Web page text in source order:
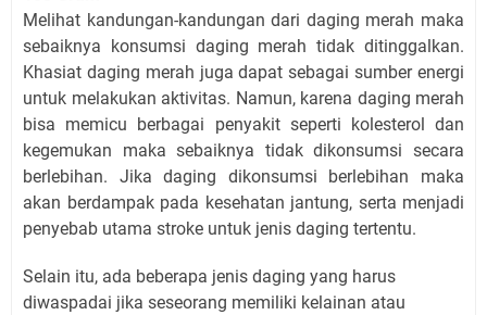
Melihat kandungan-kandungan dari daging merah maka
sebaiknya konsumsi daging merah tidak ditinggalkan.
Khasiat daging merah juga dapat sebagai sumber energi
untuk melakukan aktivitas. Namun, karena daging merah
bisa memicu berbagai penyakit seperti kolesterol dan
kegemukan maka sebaiknya tidak dikonsumsi secara
berlebihan. Jika daging dikonsumsi berlebihan maka
akan berdampak pada kesehatan jantung, serta menjadi
penyebab utama stroke untuk jenis daging tertentu.
Selain itu, ada beberapa jenis daging yang harus
diwaspadai jika seseorang memiliki kelainan atau